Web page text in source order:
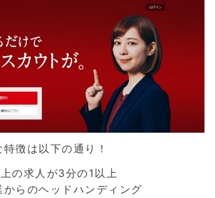
徴は以下の通り！
の求人が3分の1以上
からのヘッドハンディング